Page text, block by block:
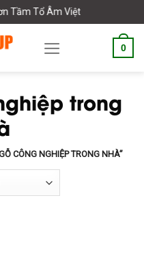
Tầm Tổ Âm Việt
0
trong
CÔNG NGHIỆP TRONG NHÀ”